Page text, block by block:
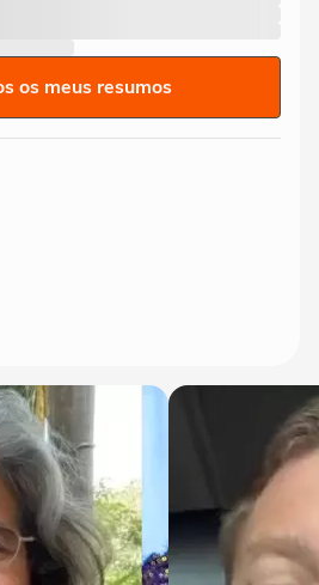
os meus resumos